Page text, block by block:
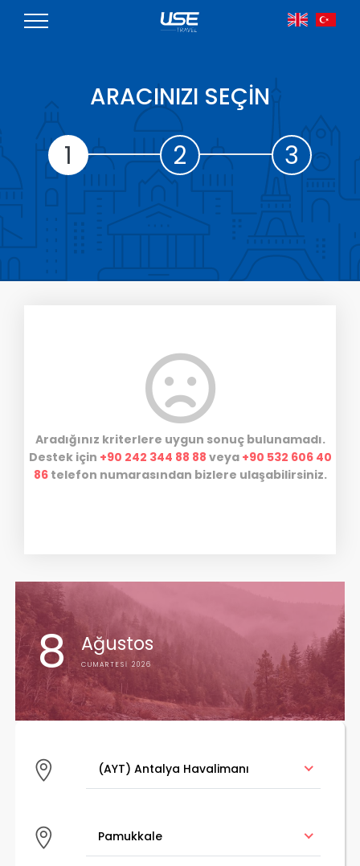
ARACINIZI SEÇİN
1 2 3
8 Ağustos
CUMARTESI 2026
(AYT) Antalya Havalimanı
(AYT) Antalya Havalimanı
Pamukkale
Pamukkale
Aradığınız kriterlere uygun sonuç bulunamadı.
Destek için +90 242 344 88 88 veya +90 532 606 40
86telefon numarasından bizlere ulaşabilirsiniz.